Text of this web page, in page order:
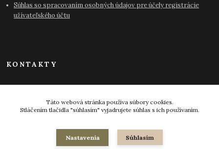
Súhlas so spracovaním osobných údajov pre účely registrácie
užívateľského účtu
KONTAKTY
Táto webová stránka používa súbory cookies.
Stláčením tlačidla "súhlasím" vyjadrujete súhlas s ich používaním.
Nastavenia Súhlasím